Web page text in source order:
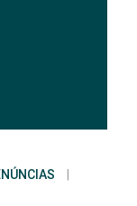
|